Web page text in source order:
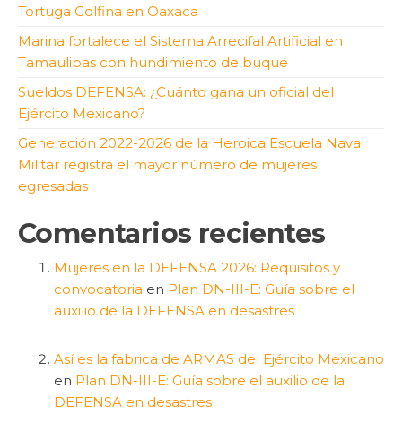
Tortuga Golfina en Oaxaca
Marina fortalece el Sistema Arrecifal Artificial en
Tamaulipas con hundimiento de buque
Sueldos DEFENSA: ¿Cuánto gana un oficial del
Ejército Mexicano?
Generación 2022-2026 de la Heroica Escuela Naval
Militar registra el mayor número de mujeres
egresadas
Comentarios recientes
Mujeres en la DEFENSA 2026: Requisitos y
convocatoria en Plan DN-III-E: Guía sobre el
auxilio de la DEFENSA en desastres
Así es la fabrica de ARMAS del Ejército Mexicano
en Plan DN-III-E: Guía sobre el auxilio de la
DEFENSA en desastres